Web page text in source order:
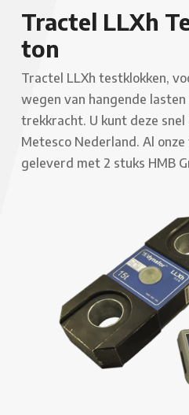
Tractel LLXh
ton
Tractel LLXh testklokken,
wegen van hangende
trekkracht. U kunt deze
Metesco Nederland. Al
geleverd met 2 stuks HMB